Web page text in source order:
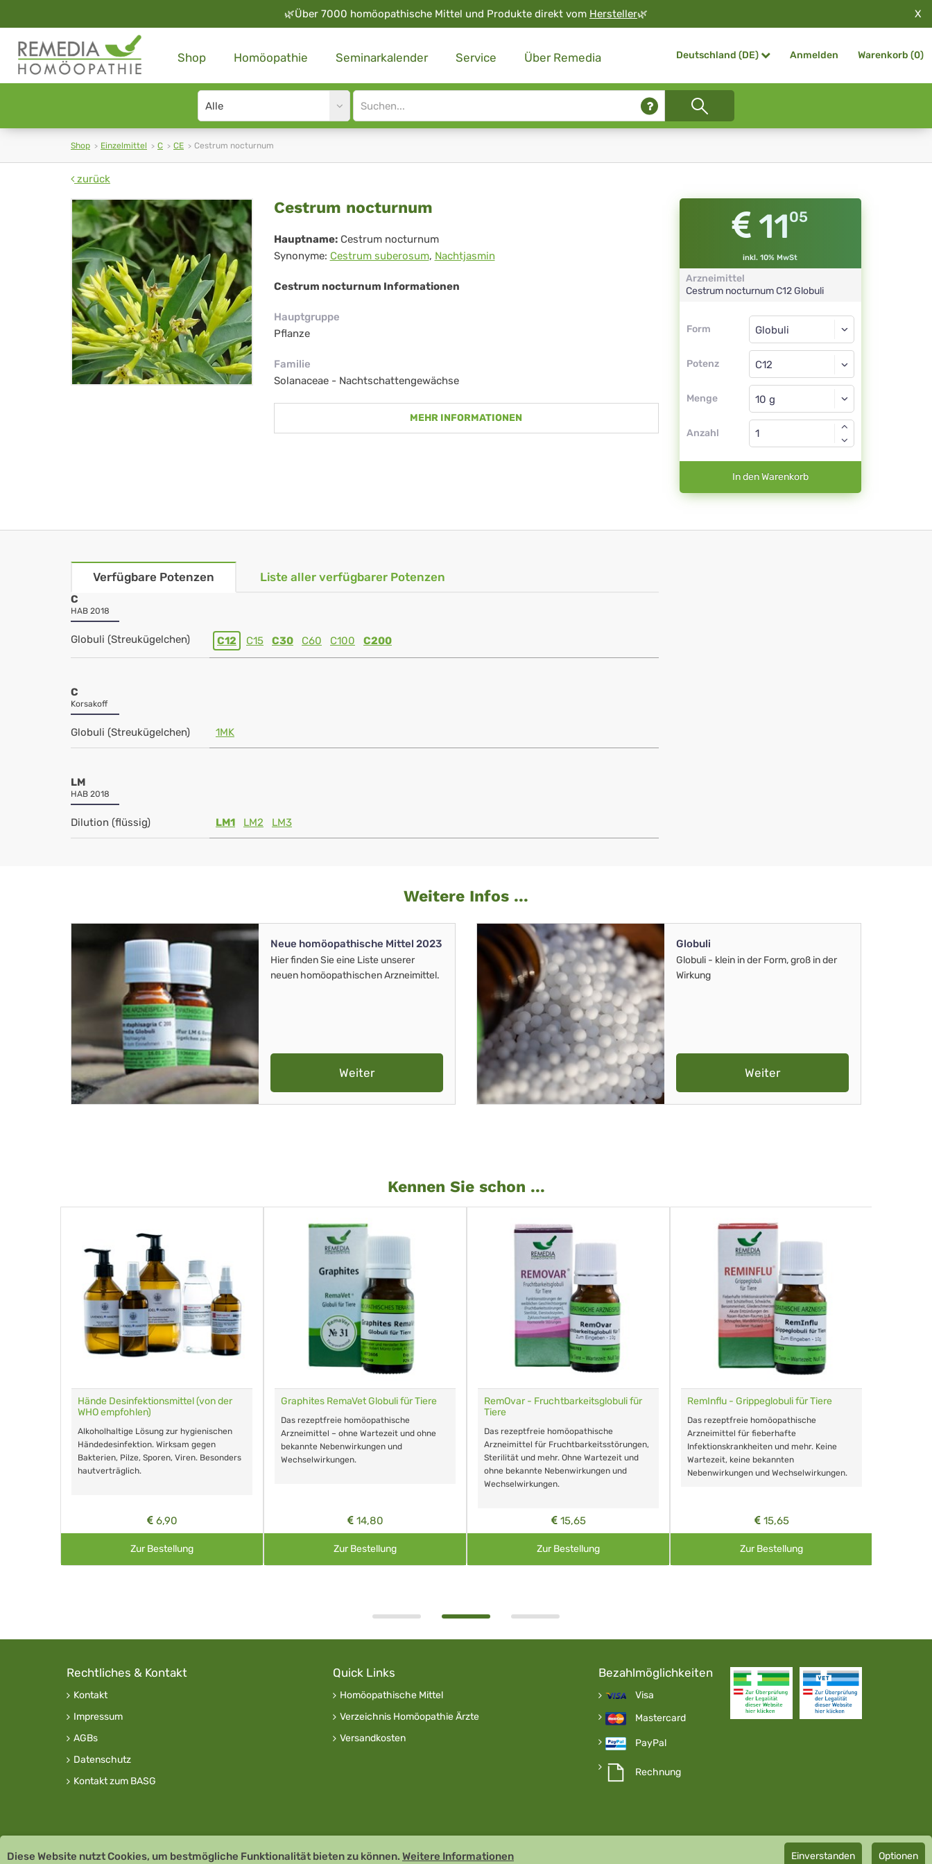
🌿Über 7000 homöopathische Mittel und Produkte direkt vom Hersteller🌿 X
Shop Homöopathie Seminarkalender Service Über Remedia Deutschland (DE) Anmelden Warenkorb (0)
Search
type
Site
search
Shop Einzelmittel C CE Cestrum nocturnum
zurück
Cestrum
nocturnum
Cestrum nocturnum
Hauptname: Cestrum nocturnum
Synonyme: Cestrum suberosum, Nachtjasmin
Cestrum nocturnum Informationen
Hauptgruppe
Pflanze
Familie
Solanaceae - Nachtschattengewächse
MEHR INFORMATIONEN
1105
inkl. 10% MwSt
Arzneimittel
Cestrum nocturnumC12 Globuli
Form
Form
Potenz
Globuli
C12
Menge
Globuli
Anzahl
In den Warenkorb
Verfügbare Potenzen Liste aller verfügbarer Potenzen
C
HAB 2018
Globuli (Streukügelchen) C12 C15 C30 C60 C100 C200
C
Korsakoff
Globuli (Streukügelchen) 1MK
LM
HAB 2018
Dilution (flüssig) LM1 LM2 LM3
Weitere Infos ...
Neue homöopathische Mittel 2023
Hier finden Sie eine Liste unserer
neuen homöopathischen Arzneimittel.
Weiter
Globuli
Globuli - klein in der Form, groß in der
Wirkung
Weiter
Kennen Sie schon ...
Hände Desinfektionsmittel (von der
WHO empfohlen)
Alkoholhaltige Lösung zur hygienischen
Händedesinfektion. Wirksam gegen
Bakterien, Pilze, Sporen, Viren. Besonders
hautverträglich.
6,90
Zur Bestellung
Graphites RemaVet Globuli für Tiere
Das rezeptfreie homöopathische
Arzneimittel – ohne Wartezeit und ohne
bekannte Nebenwirkungen und
Wechselwirkungen.
14,80
Zur Bestellung
RemOvar - Fruchtbarkeitsglobuli für
Tiere
Das rezeptfreie homöopathische
Arzneimittel für Fruchtbarkeitsstörungen,
Sterilität und mehr. Ohne Wartezeit und
ohne bekannte Nebenwirkungen und
Wechselwirkungen.
15,65
Zur Bestellung
RemInflu - Grippeglobuli für Tiere
Das rezeptfreie homöopathische
Arzneimittel für fieberhafte
Infektionskrankheiten und mehr. Keine
Wartezeit, keine bekannten
Nebenwirkungen und Wechselwirkungen.
15,65
Zur Bestellung
Rechtliches & Kontakt
Kontakt
Impressum
AGBs
Datenschutz
Kontakt zum BASG
Quick Links
Homöopathische Mittel
Verzeichnis Homöopathie Ärzte
Versandkosten
Bezahlmöglichkeiten
Visa
Mastercard
PayPal
Rechnung
Copyright © 2026 Team Santé Salvator Apotheke Remedia Homöopathie GmbH GMP zertifizierter Arzneihersteller
Diese Website nutzt Cookies, um bestmögliche Funktionalität bieten zu können. Weitere Informationen Einverstanden Optionen